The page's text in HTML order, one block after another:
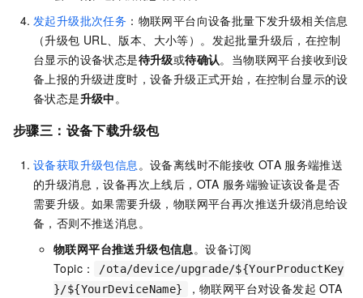
发起升级批次任务 ：物联网平台向设备批量下发升级相关信息
（升级包 URL、版本、大小等）。发起批量升级后，在控制
台显示的设备状态是待升级或待确认。当物联网平台接收到设
备上报的升级进度时，设备升级正式开始，在控制台显示的设
备状态是升级中。
步骤三：设备下载升级包
设备获取升级包信息 。设备离线时不能接收 OTA 服务端推送
的升级消息，设备再次上线后，OTA 服务端验证该设备是否
需要升级。如果需要升级，物联网平台再次推送升级消息给设
备，否则不推送消息。
物联网平台推送升级包信息 。设备订阅
Topic：
/ota/device/upgrade/${YourProductKey
}/${YourDeviceName}
，物联网平台对设备发起 OTA